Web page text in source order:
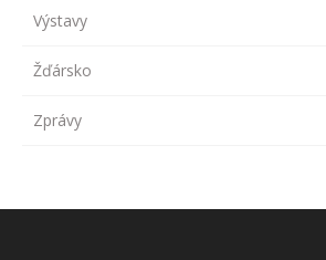
Výstavy
Žďársko
Zprávy